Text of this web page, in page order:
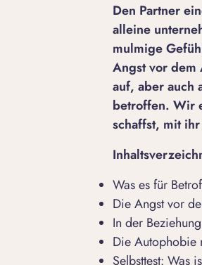
Den Partner
alleine
mulmige
Angst vor dem
auf, aber auch
betroffen. Wir
schaffst, mit
Was es für
Die Angst vor
In der
Die Autophobie
Selbsttest: Was